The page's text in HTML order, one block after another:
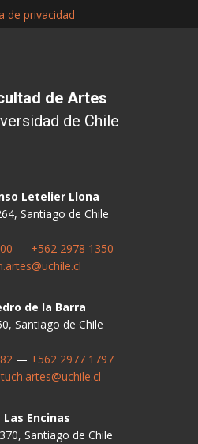
de privacidad
de Artes
de Chile
Letelier Llona
Santiago de Chile
— +562 2978 1350
de la Barra
Santiago de Chile
— +562 2977 1797
Las Encinas
Santiago de Chile